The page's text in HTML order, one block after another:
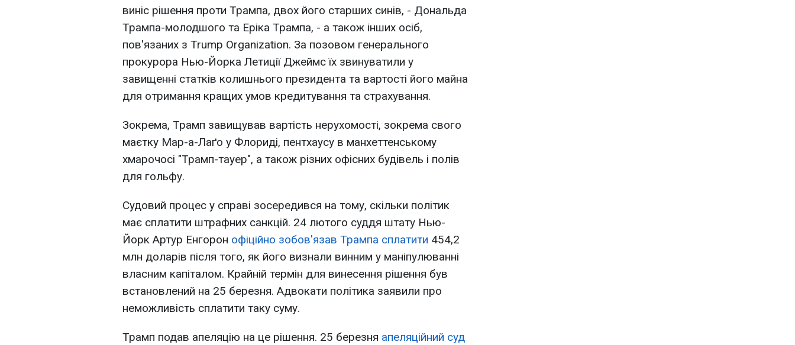
виніс рішення проти Трампа, двох його старших синів, - Дональда
Трампа-молодшого та Еріка Трампа, - а також інших осіб,
пов'язаних з Trump Organization. За позовом генерального
прокурора Нью-Йорка Летиції Джеймс їх звинуватили у
завищенні статків колишнього президента та вартості його майна
для отримання кращих умов кредитування та страхування.
Зокрема, Трамп завищував вартість нерухомості, зокрема свого
маєтку Мар-а-Лаґо у Флориді, пентхаусу в манхеттенському
хмарочосі "Трамп-тауер", а також різних офісних будівель і полів
для гольфу.
Судовий процес у справі зосередився на тому, скільки політик
має сплатити штрафних санкцій. 24 лютого суддя штату Нью-
Йорк Артур Енгорон офіційно зобов'язав Трампа сплатити 454,2
млн доларів після того, як його визнали винним у маніпулюванні
власним капіталом. Крайній термін для винесення рішення був
встановлений на 25 березня. Адвокати політика заявили про
неможливість сплатити таку суму.
Трамп подав апеляцію на це рішення. 25 березня апеляційний суд